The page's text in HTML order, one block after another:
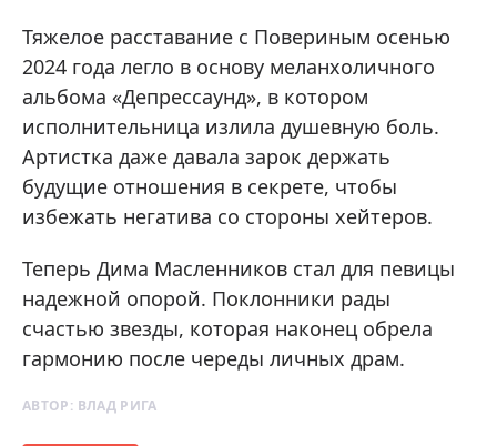
Тяжелое расставание с Повериным осенью
2024 года легло в основу меланхоличного
альбома «Депрессаунд», в котором
исполнительница излила душевную боль.
Артистка даже давала зарок держать
будущие отношения в секрете, чтобы
избежать негатива со стороны хейтеров.
Теперь Дима Масленников стал для певицы
надежной опорой. Поклонники рады
счастью звезды, которая наконец обрела
гармонию после череды личных драм.
АВТОР: ВЛАД РИГА